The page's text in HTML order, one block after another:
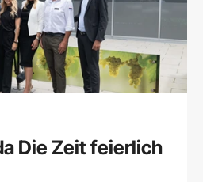
Die Zeit feierlich